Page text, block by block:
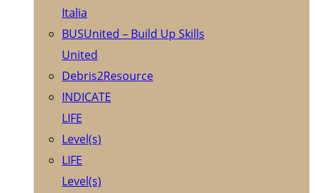
Italia
BUSUnited – Build Up Skills
United
Debris2Resource
INDICATE
LIFE
Level(s)
LIFE
Level(s)